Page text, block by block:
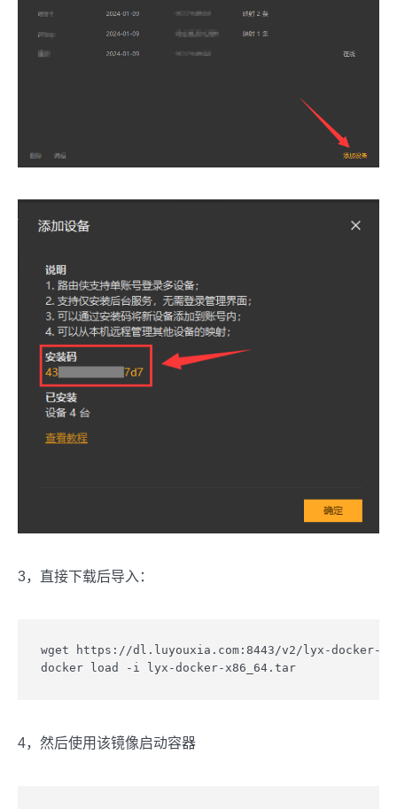
3，直接下载后导入：
wget https://dl.luyouxia.com:8443/v2/lyx-docker-
docker load -i lyx-docker-x86_64.tar
4，然后使用该镜像启动容器